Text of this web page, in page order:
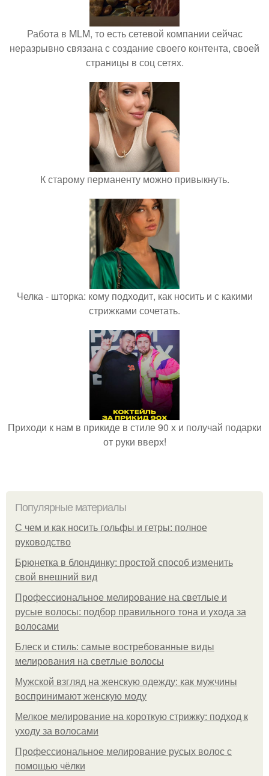
Работа в MLM, то есть сетевой компании сейчас
неразрывно связана с создание своего контента, своей
страницы в соц сетях.
К старому перманенту можно привыкнуть.
Челка - шторка: кому подходит, как носить и с какими
стрижками сочетать.
Приходи к нам в прикиде в стиле 90 х и получай подарки
от руки вверх!
Популярные материалы
С чем и как носить гольфы и гетры: полное
руководство
Брюнетка в блондинку: простой способ изменить
свой внешний вид
Профессиональное мелирование на светлые и
русые волосы: подбор правильного тона и ухода за
волосами
Блеск и стиль: самые востребованные виды
мелирования на светлые волосы
Мужской взгляд на женскую одежду: как мужчины
воспринимают женскую моду
Мелкое мелирование на короткую стрижку: подход к
уходу за волосами
Профессиональное мелирование русых волос с
помощью чёлки